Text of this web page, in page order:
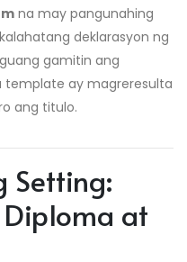
na may pangunahing
deklarasyon ng
gamitin ang
template ay magreresulta
ang titulo.
Setting:
at